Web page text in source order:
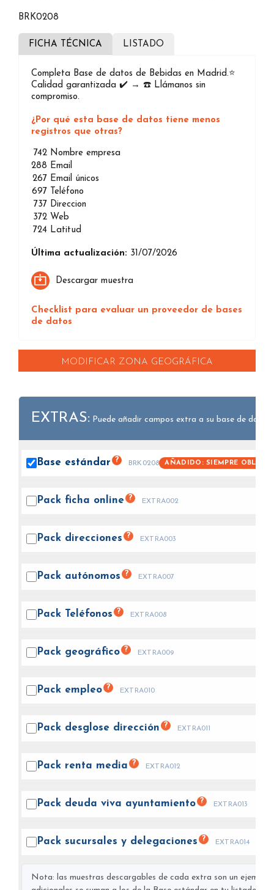
BRK0208
FICHA TÉCNICA LISTADO
Completa Base de datos de Bebidas en Madrid.⭐️
Calidad garantizada ✔️ → ☎️ Llámanos sin
compromiso.
¿Por qué esta base de datos tiene menos
registros que otras?
742 Nombre empresa
288 Email
267 Email únicos
697
Teléfono
737 Direccion
372 Web
724 Latitud
Última actualización: 31/07/2026
Descargar muestra
Checklist para evaluar un proveedor de bases
de datos
MODIFICAR ZONA GEOGRÁFICA
EXTRAS: Puede añadir campos extra a su base de datos.
Base estándar ? BRK0208 AÑADIDO: SIEMPRE
Pack ficha online ? EXTRA002
Pack direcciones ? EXTRA003
Pack autónomos ? EXTRA007
Pack Teléfonos ? EXTRA008
Pack geográfico ? EXTRA009
Pack empleo ? EXTRA010
Pack desglose dirección ? EXTRA011
Pack renta media ? EXTRA012
Pack deuda viva ayuntamiento ? EXTRA013
Pack sucursales y delegaciones ? EXTRA014
Nota: las muestras descargables de cada extra son un